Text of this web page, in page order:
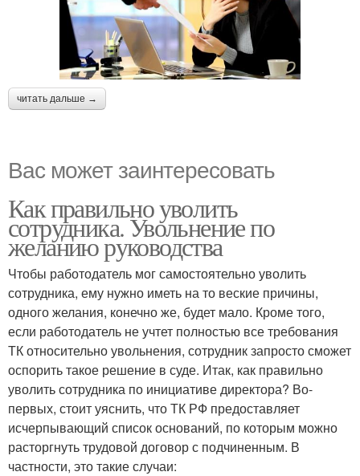
читать дальше →
Вас может заинтересовать
Как правильно уволить
сотрудника. Увольнение по
желанию руководства
Чтобы работодатель мог самостоятельно уволить
сотрудника, ему нужно иметь на то веские причины,
одного желания, конечно же, будет мало. Кроме того,
если работодатель не учтет полностью все требования
ТК относительно увольнения, сотрудник запросто сможет
оспорить такое решение в суде. Итак, как правильно
уволить сотрудника по инициативе директора? Во-
первых, стоит уяснить, что ТК РФ предоставляет
исчерпывающий список оснований, по которым можно
расторгнуть трудовой договор с подчиненным. В
частности, это такие случаи: